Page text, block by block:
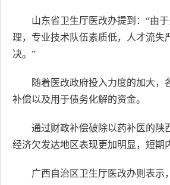
山东省卫生厅医改办提到：“由
理，专业技术队伍素质低，人才流失
决。”
随着医改政府投入力度的加大
补偿以及用于债务化解的资金。
通过财政补偿破除以药补医的陕
经济欠发达地区表现更加明显，短期
广西自治区卫生厅医改办则表示